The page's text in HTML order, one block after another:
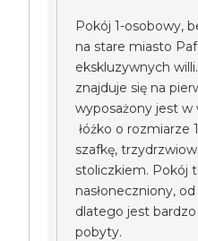
Pokój 1-osobowy,
na stare miasto
ekskluzywnych
znajduje się na
wyposażony jest
łóżko o rozmiarze
szafkę,
stoliczkiem. Pokój
nasłoneczniony,
dlatego jest
pobyty.